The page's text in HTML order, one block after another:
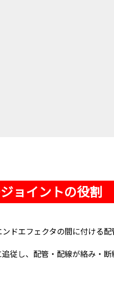
ョイントの役割
ドエフェクタの間に付ける
従し、配管・配線が絡み・断